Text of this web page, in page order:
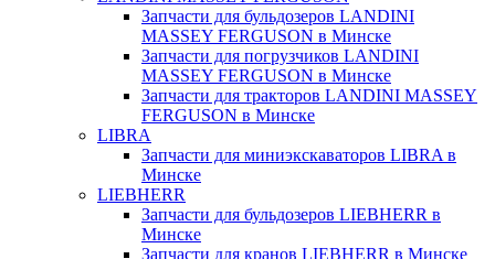
Запчасти для бульдозеров LANDINI
MASSEY FERGUSON в Минске
Запчасти для погрузчиков LANDINI
MASSEY FERGUSON в Минске
Запчасти для тракторов LANDINI MASSEY
FERGUSON в Минске
LIBRA
Запчасти для миниэкскаваторов LIBRA в
Минске
LIEBHERR
Запчасти для бульдозеров LIEBHERR в
Минске
Запчасти для кранов LIEBHERR в Минске